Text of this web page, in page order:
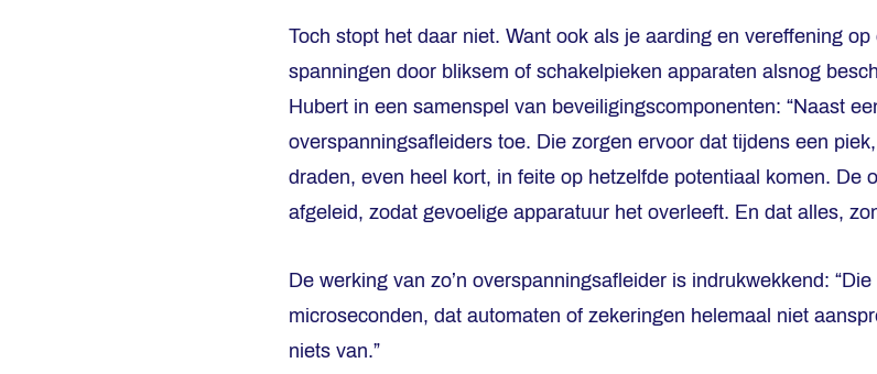
Toch stopt het daar niet. Want ook als je aarding en vereffening
spanningen door bliksem of schakelpieken apparaten alsnog
Hubert in een samenspel van beveiligingscomponenten: “Naast
overspanningsafleiders toe. Die zorgen ervoor dat tijdens een
draden, even heel kort, in feite op hetzelfde potentiaal komen. De
afgeleid, zodat gevoelige apparatuur het overleeft. En dat alles,
De werking van zo’n overspanningsafleider is indrukwekkend:
microseconden, dat automaten of zekeringen helemaal niet
niets van.”